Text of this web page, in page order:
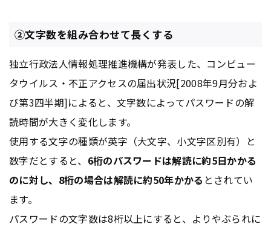
②文字数を組み合わせて長くする
独立行政法人情報処理推進機構が発表した、コンピュー
タウイルス・不正アクセスの届出状況[2008年9月分およ
び第3四半期]によると、文字数によってパスワードの解
読時間が大きく変化します。
使用する文字の種類が英字（大文字、小文字区別有）と
数字だとすると、 6桁のパスワードは解読に約5日かかる
のに対し、8桁の場合は解読に約50年かかる とされてい
ます。
パスワードの文字数は8桁以上にすると、よりやぶられに